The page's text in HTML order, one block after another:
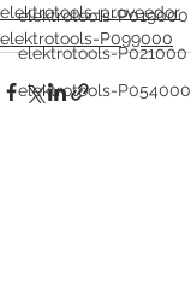
elektrotools-P019000
elektrotools-P021000
elektrotools-P054000
elektrotools-proveedor
elektrotools-P099000